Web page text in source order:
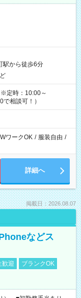
駅から徒歩6分
定時：10:00～
相談可！）
ワークOK / 服装自由 /
詳細へ
掲載日：2026.08.07
などス
歓迎
ブランクOK